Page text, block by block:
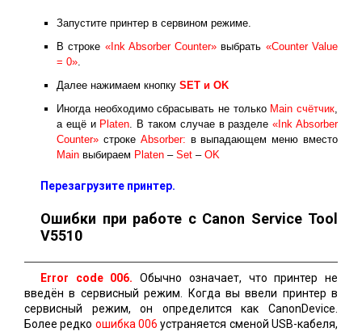
Запустите принтер в сервином режиме.
В строке «Ink Absorber Counter» выбрать «Counter Value
= 0».
Далее нажимаем кнопку SET и ОK
Иногда необходимо сбрасывать не только Main счётчик,
а ещё и Platen. В таком случае в разделе«Ink Absorber
Counter» строке Absorber: в выпадающем меню вместо
Main выбираем Platen – Set – OK
Перезагрузите принтер.
Ошибки при работе с Canon Service Tool
V5510
Error code 006. Обычно означает, что принтер не
введён в сервисный режим. Когда вы ввели принтер в
сервисный режим, он определится как CanonDevice.
Более редко ошибка 006 устраняется сменой USB-кабеля,